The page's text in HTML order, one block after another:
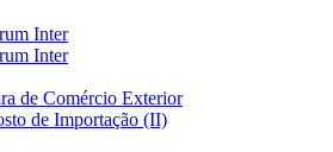
de Comércio Exterior
de Importação (II)